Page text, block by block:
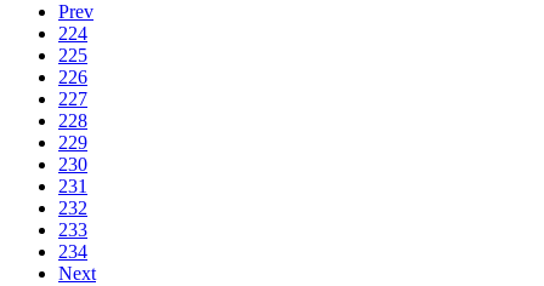
Prev
224
225
226
227
228
229
230
231
232
233
234
Next